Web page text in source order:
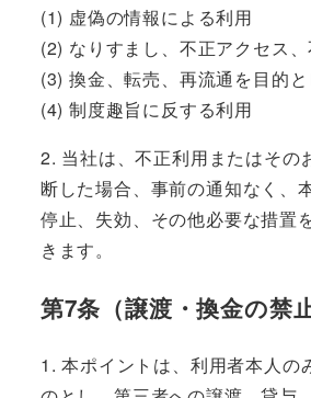
(1) 虚偽の情報による利用
(2) なりすまし、不正アクセス
(3) 換金、転売、再流通を目的
(4) 制度趣旨に反する利用
2. 当社は、不正利用またはその
断した場合、事前の通知なく、
停止、失効、その他必要な措置
きます。
第7条（譲渡・換金の禁止
1. 本ポイントは、利用者本人の